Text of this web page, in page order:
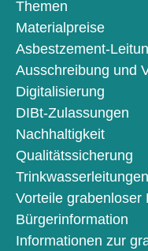
Themen
Materialpreise
Asbestzement-
Ausschreibung und
Digitalisierung
DIBt-Zulassungen
Nachhaltigkeit
Qualitätssicherung
Trinkwasserleitungen
Vorteile grabenloser
Bürgerinformation
Informationen zur